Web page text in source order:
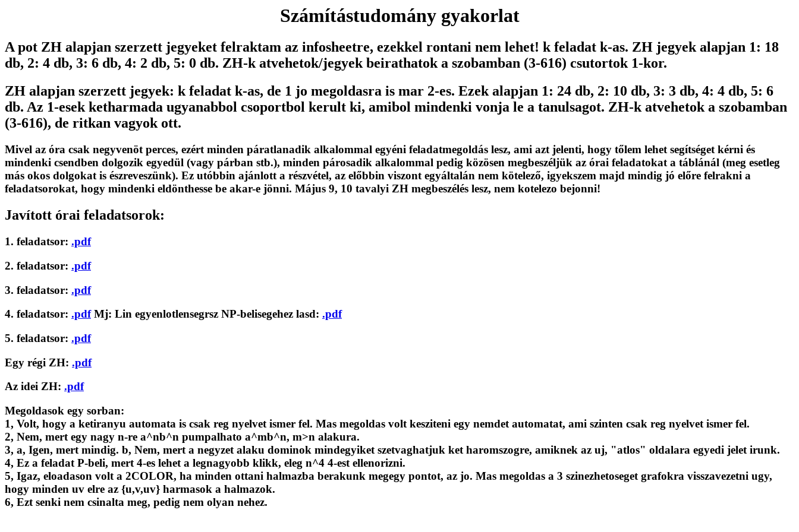
Számítástudomány gyakorlat
A pot ZH alapjan szerzett jegyeket felraktam az infosheetre, ezekkel rontani nem lehet! k feladat k-as. ZH jegyek alapjan 1: 18
db, 2: 4 db, 3: 6 db, 4: 2 db, 5: 0 db. ZH-k atvehetok/jegyek beirathatok a szobamban (3-616) csutortok 1-kor.
ZH alapjan szerzett jegyek: k feladat k-as, de 1 jo megoldasra is mar 2-es. Ezek alapjan 1: 24 db, 2: 10 db, 3: 3 db, 4: 4 db, 5: 6
db. Az 1-esek ketharmada ugyanabbol csoportbol kerult ki, amibol mindenki vonja le a tanulsagot. ZH-k atvehetok a szobamban
(3-616), de ritkan vagyok ott.
Mivel az óra csak negyvenöt perces, ezért minden páratlanadik alkalommal egyéni feladatmegoldás lesz, ami azt jelenti, hogy tőlem lehet segítséget kérni és
mindenki csendben dolgozik egyedül (vagy párban stb.), minden párosadik alkalommal pedig közösen megbeszéljük az órai feladatokat a táblánál (meg esetleg
más okos dolgokat is észreveszünk). Ez utóbbin ajánlott a részvétel, az előbbin viszont egyáltalán nem kötelező, igyekszem majd mindig jó előre felrakni a
feladatsorokat, hogy mindenki eldönthesse be akar-e jönni. Május 9, 10 tavalyi ZH megbeszélés lesz, nem kotelezo bejonni!
Javított órai feladatsorok:
1. feladatsor: .pdf
2. feladatsor: .pdf
3. feladatsor: .pdf
4. feladatsor: .pdfMj: Lin egyenlotlensegrsz NP-belisegehez lasd: .pdf
5. feladatsor: .pdf
Egy régi ZH: .pdf
Az idei ZH: .pdf
Megoldasok egy sorban:
1, Volt, hogy a ketiranyu automata is csak reg nyelvet ismer fel. Mas megoldas volt kesziteni egy nemdet automatat, ami szinten csak reg nyelvet ismer fel.
2, Nem, mert egy nagy n-re a^nb^n pumpalhato a^mb^n, m>n alakura.
3, a, Igen, mert mindig. b, Nem, mert a negyzet alaku dominok mindegyiket szetvaghatjuk ket haromszogre, amiknek az uj, "atlos" oldalara egyedi jelet irunk.
4, Ez a feladat P-beli, mert 4-es lehet a legnagyobb klikk, eleg n^4 4-est ellenorizni.
5, Igaz, eloadason volt a 2COLOR, ha minden ottani halmazba berakunk megegy pontot, az jo. Mas megoldas a 3 szinezhetoseget grafokra visszavezetni ugy,
hogy minden uv elre az {u,v,uv} harmasok a halmazok.
6, Ezt senki nem csinalta meg, pedig nem olyan nehez.